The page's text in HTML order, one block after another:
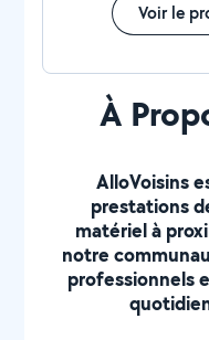
Voir le
À
AlloVoisins
prestations
matériel à
notre
professionnels